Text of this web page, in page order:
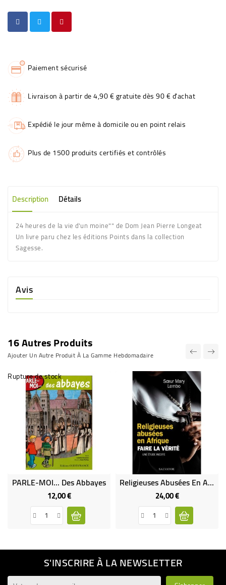
Paiement sécurisé
Livraison à partir de 4,90 € gratuite dès 90 € d'achat
Expédié le jour même à domicile ou en point relais
Plus de 1500 produits certifiés et contrôlés
Description Détails
24 heures de la vie d'un moine"" de Dom Jean Pierre Longeat
Un livre paru chez les éditions Points dans la collection
Sagesse.
Avis
16 Autres Produits
Ajouter Un Autre Produit À La Gamme Hebdomadaire
Rupture de stock
PARLE-MOI... Des Abbayes
12,00 €Prix
Religieuses Abusées En Afrique- Faire La Vérité
24,00 €Prix
S'INSCRIRE À LA NEWSLETTER